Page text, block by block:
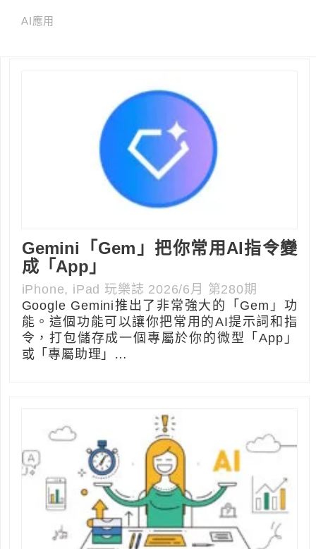
AI應用
Gemini「Gem」把你常用AI指令變
成「App」
iPhone, iPad 玩樂誌 2026/6月 第280期
Google Gemini推出了非常強大的「Gem」功
能。這個功能可以讓你把常用的AI提示詞和指
令，打包儲存成一個專屬於你的微型「App」
或「專屬助理」…